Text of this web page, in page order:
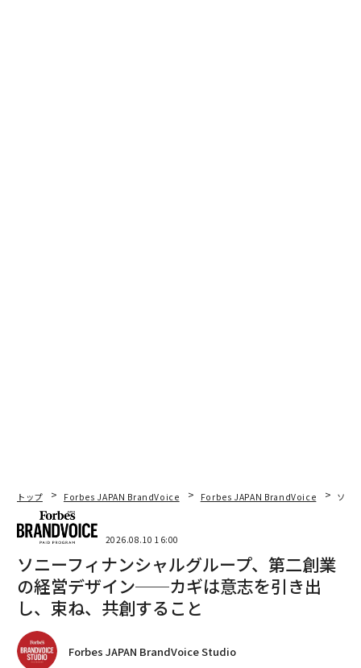
トップ Forbes JAPAN BrandVoice Forbes JAPAN BrandVoice ソニ
2026.08.10 16:00
ソニーフィナンシャルグループ、第二創業
の経営デザイン──カギは意志を引き出
し、束ね、共創すること
Forbes JAPAN BrandVoice Studio